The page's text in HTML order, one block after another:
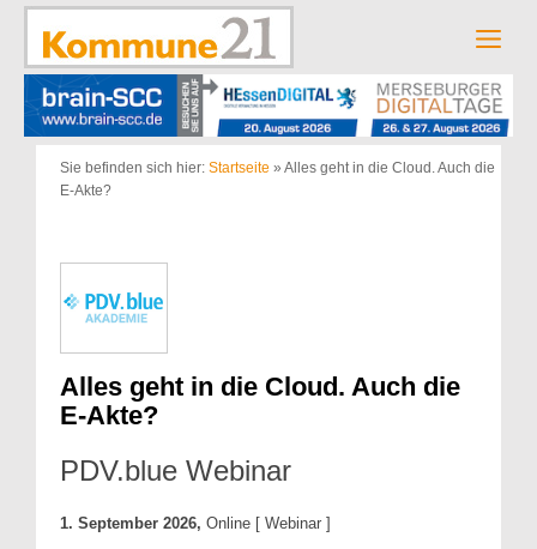
Zum
springen
Sie befinden sich hier: Startseite » Alles geht in die Cloud. Auch die
E-Akte?
Alles geht in die Cloud. Auch die
E-Akte?
PDV.blue Webinar
1. September 2026, Online [ Webinar ]